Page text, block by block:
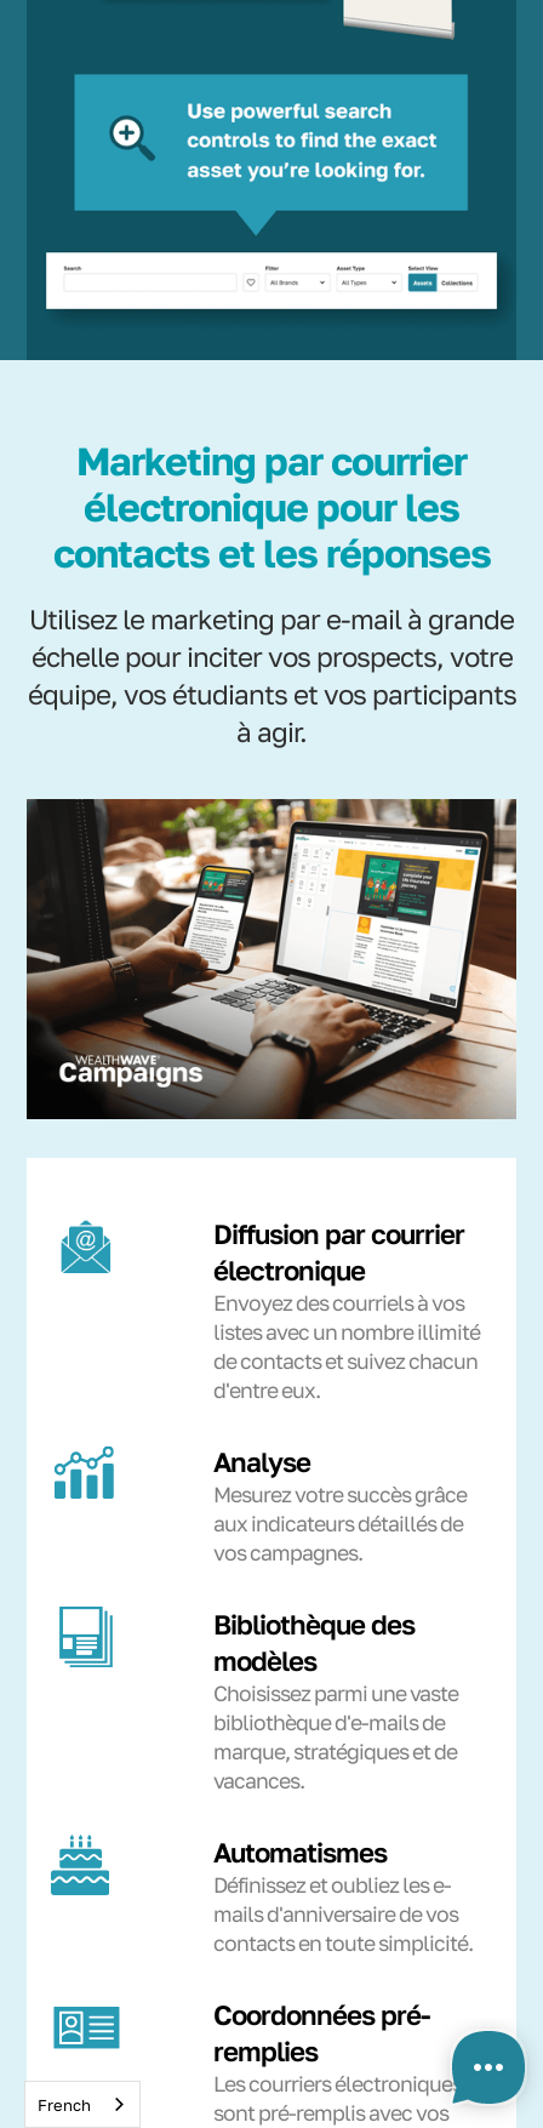
Marketing par courrier
électronique pour les
contacts et les réponses
Utilisez le marketing par e-mail à grande
échelle pour inciter vos prospects, votre
équipe, vos étudiants et vos participants
à agir.
Diffusion par courrier
électronique
Envoyez des courriels à vos
listes avec un nombre illimité
de contacts et suivez chacun
d'entre eux.
Analyse
Mesurez votre succès grâce
aux indicateurs détaillés de
vos campagnes.
Bibliothèque des
modèles
Choisissez parmi une vaste
bibliothèque d'e-mails de
marque, stratégiques et de
vacances.
Automatismes
Définissez et oubliez les e-
mails d'anniversaire de vos
contacts en toute simplicité.
Coordonnées pré-
remplies
Les courriers électroniques
sont pré-remplis avec vos
French